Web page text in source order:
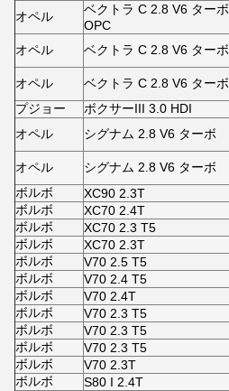
オペル
ベクトラ C 2.8 V6 ターボ
OPC
オペル ベクトラ C 2.8 V6 ターボ
オペル ベクトラ C 2.8 V6 ターボ
プジョー
ボクサーIII 3.0 HDI
オペル
シグナム 2.8 V6 ターボ
オペル シグナム 2.8 V6 ターボ
ボルボ
XC90 2.3T
ボルボ
XC70 2.4T
ボルボ
XC70 2.3 T5
ボルボ
XC70 2.3T
ボルボ
V70 2.5 T5
ボルボ
V70 2.4 T5
ボルボ
V70 2.4T
ボルボ
V70 2.3 T5
ボルボ
V70 2.3 T5
ボルボ
V70 2.3 T5
ボルボ
V70 2.3T
ボルボ
S80 I 2.4T